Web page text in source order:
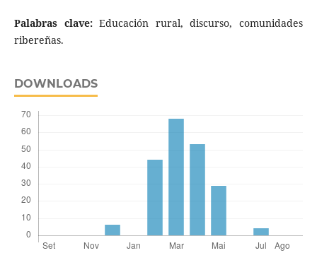
Palabras clave:Educación rural, discurso, comunidades
ribereñas.
DOWNLOADS